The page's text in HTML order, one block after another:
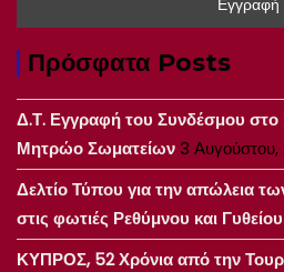
Πρόσφατα Posts
Δ.Τ. Εγγραφή του Συνδέσμου στο
Μητρώο Σωματείων3 Αυγούστου,
Δελτίο Τύπου για την απώλεια
στις φωτιές Ρεθύμνου και Γυθείου
ΚΥΠΡΟΣ, 52 Χρόνια από την